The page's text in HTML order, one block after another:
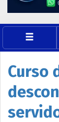
Curso